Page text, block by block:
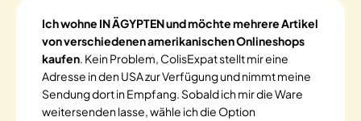
Ich wohne IN ÄGYPTEN und möchte mehrere Artikel
von verschiedenen amerikanischen Onlineshops
kaufen. Kein Problem, ColisExpat stellt mir eine
Adresse in den USA zur Verfügung und nimmt meine
Sendung dort in Empfang. Sobald ich mir die Ware
weitersenden lasse, wähle ich die Option